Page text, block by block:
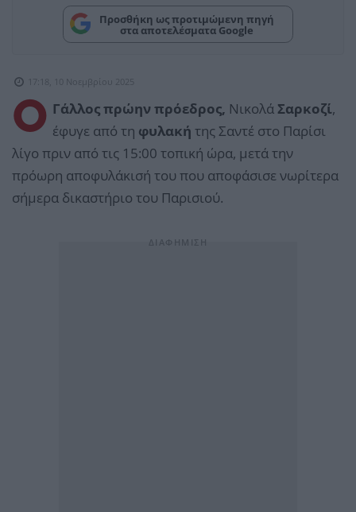
Προσθήκη ως προτιμώμενη πηγή
στα αποτελέσματα Google
17:18, 10 Νοεμβρίου 2025
Ο Γάλλος πρώην πρόεδρος, Νικολά Σαρκοζί,
έφυγε από τη φυλακή της Σαντέ στο Παρίσι
λίγο πριν από τις 15:00 τοπική ώρα, μετά την
πρόωρη αποφυλάκισή του που αποφάσισε νωρίτερα
σήμερα δικαστήριο του Παρισιού.